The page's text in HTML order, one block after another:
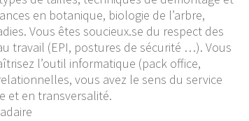
en botanique, biologie de l’arbre,
Vous êtes soucieux.se du respect des
travail (EPI, postures de sécurité …). Vous
l’outil informatique (pack office,
vous avez le sens du service
et en transversalité.